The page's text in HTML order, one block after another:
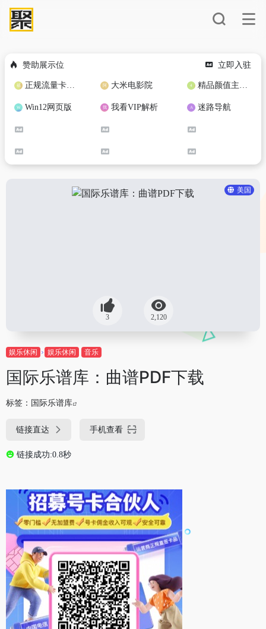
赞助展示位 立即入驻
正规流量卡免费加盟合作 大米电影院 精品颜值主播定制
Win12网页版 我看VIP解析 迷路导航
美国
3 2,120
娱乐休闲 娱乐休闲 音乐
国际乐谱库：曲谱PDF下载
标签： 国际乐谱库
链接直达 手机查看
链接成功:0.8秒